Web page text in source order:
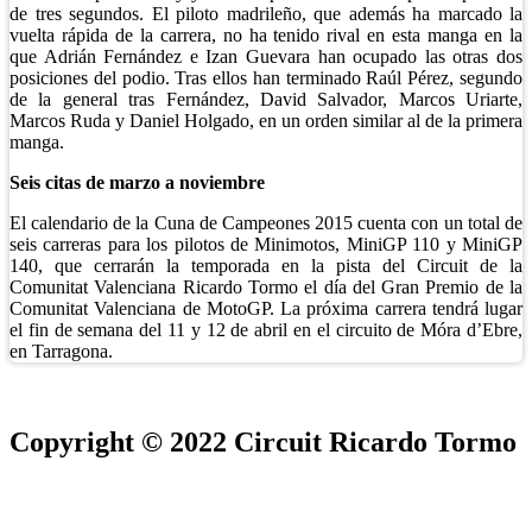
de tres segundos. El piloto madrileño, que además ha marcado la
vuelta rápida de la carrera, no ha tenido rival en esta manga en la
que Adrián Fernández e Izan Guevara han ocupado las otras dos
posiciones del podio. Tras ellos han terminado Raúl Pérez, segundo
de la general tras Fernández, David Salvador, Marcos Uriarte,
Marcos Ruda y Daniel Holgado, en un orden similar al de la primera
manga.
Seis citas de marzo a noviembre
El calendario de la Cuna de Campeones 2015 cuenta con un total de
seis carreras para los pilotos de Minimotos, MiniGP 110 y MiniGP
140, que cerrarán la temporada en la pista del Circuit de la
Comunitat Valenciana Ricardo Tormo el día del Gran Premio de la
Comunitat Valenciana de MotoGP. La próxima carrera tendrá lugar
el fin de semana del 11 y 12 de abril en el circuito de Móra d’Ebre,
en Tarragona.
Copyright © 2022 Circuit Ricardo Tormo